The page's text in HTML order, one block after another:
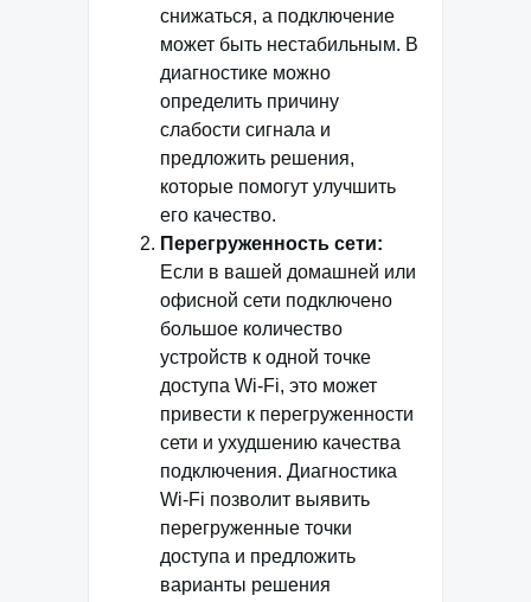
снижаться, а подключение
может быть нестабильным. В
диагностике можно
определить причину
слабости сигнала и
предложить решения,
которые помогут улучшить
его качество.
Перегруженность сети:
Если в вашей домашней или
офисной сети подключено
большое количество
устройств к одной точке
доступа Wi-Fi, это может
привести к перегруженности
сети и ухудшению качества
подключения. Диагностика
Wi-Fi позволит выявить
перегруженные точки
доступа и предложить
варианты решения